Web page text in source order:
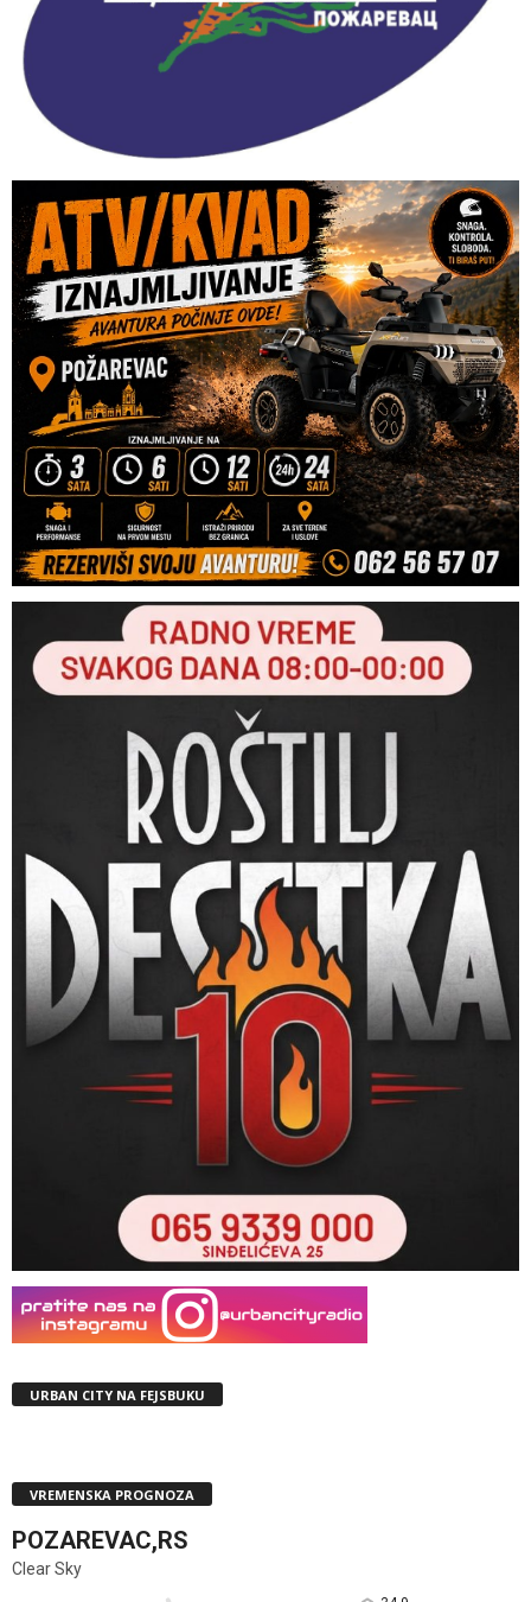
URBAN CITY NA FEJSBUKU
VREMENSKA PROGNOZA
POZAREVAC,RS
Clear Sky